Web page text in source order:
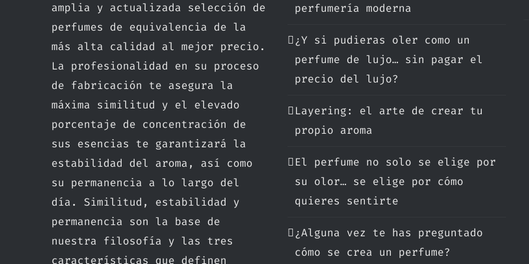
amplia y actualizada selección de
perfumes de equivalencia de la
más alta calidad al mejor precio.
La profesionalidad en su proceso
de fabricación te asegura la
máxima similitud y el elevado
porcentaje de concentración de
sus esencias te garantizará la
estabilidad del aroma, así como
su permanencia a lo largo del
día. Similitud, estabilidad y
permanencia son la base de
nuestra filosofía y las tres
características que definen
perfumería moderna
¿Y si pudieras oler como un
perfume de lujo… sin pagar el
precio del lujo?
Layering: el arte de crear tu
propio aroma
El perfume no solo se elige por
su olor… se elige por cómo
quieres sentirte
¿Alguna vez te has preguntado
cómo se crea un perfume?